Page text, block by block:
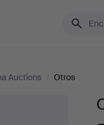
Auctions / Otros